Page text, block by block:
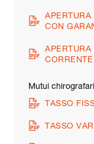
CON
Mutui chirografari
TASSO
TASSO